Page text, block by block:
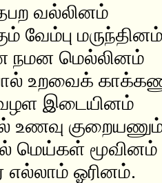
வல்லினம்
வேம்பு
மெல்லினம்
உறவைக்
இடையினம்
உணவு
மெய்கள் மூவினம்
எல்லாம் ஓரினம்.